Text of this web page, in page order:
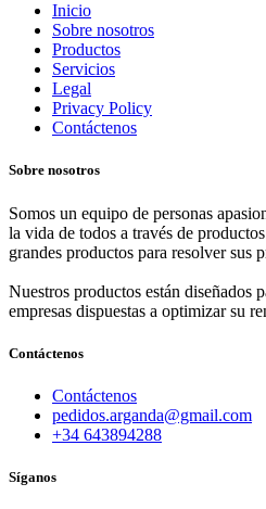
Inicio
Sobre nosotros
Productos
Servicios
Legal
Privacy Policy
Contáctenos
Sobre nosotros
Somos un equipo de personas
la vida de todos a través de
grandes productos para resolver sus
Nuestros productos están diseñados
empresas dispuestas a optimizar su
Contáctenos
Contáctenos
pedidos.arganda@gmail.com
+34 643894288
Síganos